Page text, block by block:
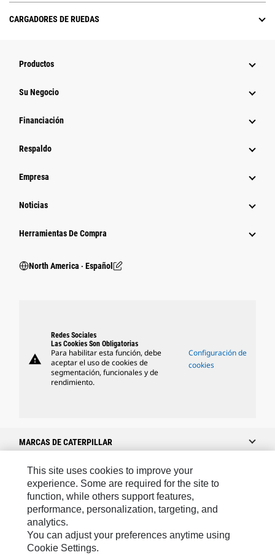
CARGADORES DE RUEDAS
Productos
Su Negocio
Financiación
Respaldo
Empresa
Noticias
Herramientas De Compra
North America ‧ Español
warning
Redes Sociales
Las Cookies Son Obligatorias
Para habilitar esta función, debe
aceptar el uso de cookies de
segmentación, funcionales y de
rendimiento.
Configuración de
cookies
MARCAS DE CATERPILLAR
Caterpillar.com
Caterpillar Contacto
Mis Preferencias De Marketing
Site Map
This site uses cookies to improve your
experience. Some are required for the site to
function, while others support features,
performance, personalization, targeting, and
analytics.
You can adjust your preferences anytime using
Cookie Settings.